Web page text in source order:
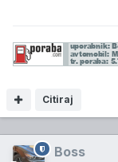
Citiraj
Boss